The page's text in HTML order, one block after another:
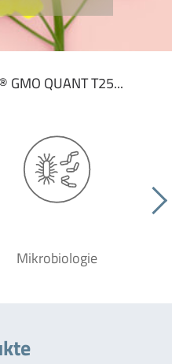
GMO QUANT T25...
Mikrobiologie